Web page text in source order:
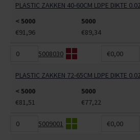
PLASTIC ZAKKEN 40-60CM LDPE DIKTE
< 5000
5000
€91,96
€89,34
5008030 €0,00
PLASTIC ZAKKEN 72-65CM LDPE DIKTE
< 5000
5000
€81,51
€77,22
5009001 €0,00